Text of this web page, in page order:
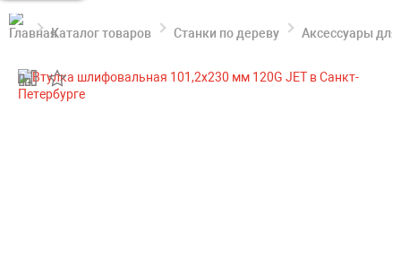
Каталог товаров Станки по дереву Аксессуары для